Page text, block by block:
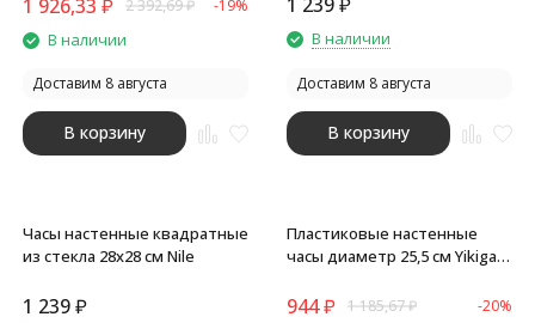
1 926,33 ₽ 2 392,69₽ -19%
В наличии
Доставим 8 августа
В корзину
В наличии
Доставим 8 августа
В корзину
Часы настенные квадратные
из стекла 28х28 см Nile
1 239₽
Пластиковые настенные
часы диаметр 25,5 см Yikigai,
944₽ 1 185,67₽ -20%